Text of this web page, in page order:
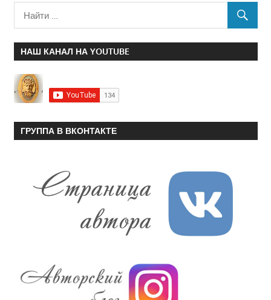
НАШ КАНАЛ НА YOUTUBE
ГРУППА В ВКОНТАКТЕ